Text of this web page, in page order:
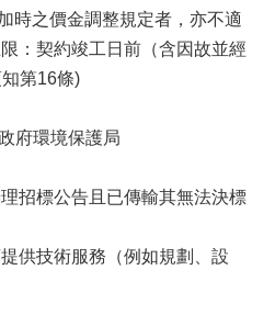
時之價金調整規定者，亦不適
：契約竣工日前（含因故並經
第16條)
府環境保護局
招標公告且已傳輸其無法決標
供技術服務（例如規劃、設